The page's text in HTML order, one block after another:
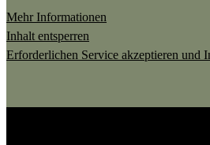
Mehr Informationen
Inhalt entsperren
Erforderlichen Service akzeptieren und